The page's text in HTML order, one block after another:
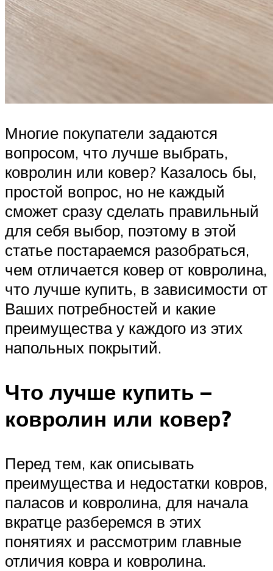
Многие покупатели задаются
вопросом, что лучше выбрать,
ковролин или ковер? Казалось бы,
простой вопрос, но не каждый
сможет сразу сделать правильный
для себя выбор, поэтому в этой
статье постараемся разобраться,
чем отличается ковер от ковролина,
что лучше купить, в зависимости от
Ваших потребностей и какие
преимущества у каждого из этих
напольных покрытий.
Что лучше купить –
ковролин или ковер?
Перед тем, как описывать
преимущества и недостатки ковров,
паласов и ковролина, для начала
вкратце разберемся в этих
понятиях и рассмотрим главные
отличия ковра и ковролина.